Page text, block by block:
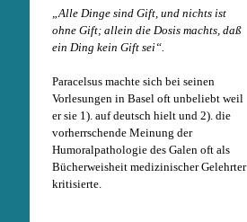
„Alle Dinge sind Gift, und nichts ist
ohne Gift; allein die Dosis machts, daß
ein Ding kein Gift sei“.
Paracelsus machte sich bei seinen
Vorlesungen in Basel oft unbeliebt weil
er sie 1). auf deutsch hielt und 2). die
vorherrschende Meinung der
Humoralpathologie des Galen oft als
Bücherweisheit medizinischer Gelehrter
kritisierte.